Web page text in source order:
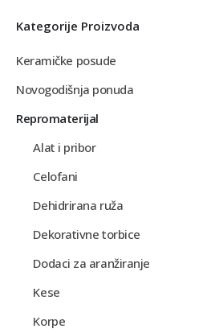
Kategorije Proizvoda
Keramičke posude
Novogodišnja ponuda
Repromaterijal
Alat i pribor
Celofani
Dehidrirana ruža
Dekorativne torbice
Dodaci za aranžiranje
Kese
Korpe